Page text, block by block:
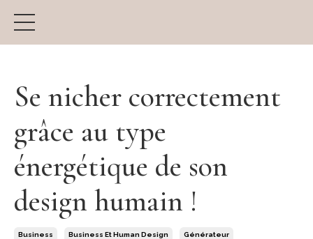
Se nicher correctement
grâce au type
énergétique de son
design humain !
Business Business Et Human Design Générateur